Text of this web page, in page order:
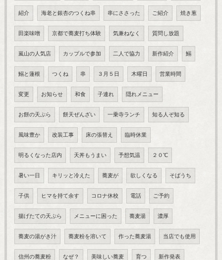
紹介 海老と銀杏のつくね串 串にささった ご紹介 焼き葱
田楽味噌 京都で蕎麦打ち体験 気兼ねなく 質問し放題
嵐山の人気店 カップルで参加 二人で協力 新作紹介 鰯
鰯と蓮根 つくね 串 ３月５日 木曜日 営業時間
変更 お知らせ 和食 子連れ 隠れメニュー
お餅の天ぷら 餅天ぜんざい 一乗寺ランチ 知る人ぞ知る
風味豊か 改装工事 床の張替え 臨時休業
明るくなった店内 天丼もうまい 予想気温 ２０℃
暑い一日 キリッと冷えた 蕎麦が 欲しくなる そばうち
子供 ヒマを持て余す コロナ休校 電話 ご予約
揚げたての天ぷら メニューに困った 蕎麦湯 濃厚
蕎麦の湯がき汁 蕎麦粉を溶いて 作った蕎麦湯 当店でも使用
信州の蕎麦粉 なぜ？ 美味しい蕎麦 育つ 新作発表